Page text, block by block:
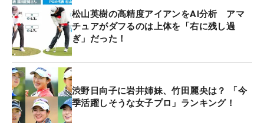
松山英樹の高精度アイアンをAI分析 アマ
チュアがダフるのは上体を「右に残し過
ぎ」だった！
渋野日向子に岩井姉妹、竹田麗央は？ 「今
季活躍しそうな女子プロ」ランキング！